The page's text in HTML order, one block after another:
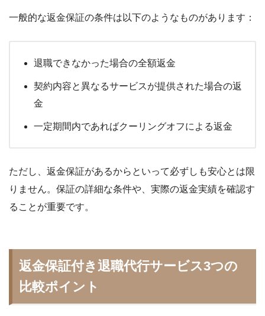
一般的な返金保証の条件は以下のようなものがあります：
退職できなかった場合の全額返金
契約内容と異なるサービスが提供された場合の返
金
一定期間内であればクーリングオフによる返金
ただし、返金保証があるからといって必ずしも安心とは限
りません。保証の詳細な条件や、実際の返金実績を確認す
ることが重要です。
返金保証付き退職代行サービス3つの
比較ポイント